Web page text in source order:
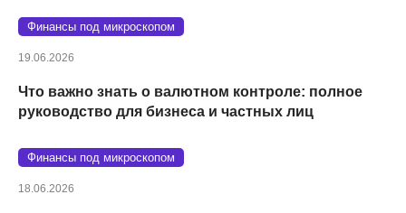
Финансы под микроскопом
19.06.2026
Что важно знать о валютном контроле: полное
руководство для бизнеса и частных лиц
Финансы под микроскопом
18.06.2026